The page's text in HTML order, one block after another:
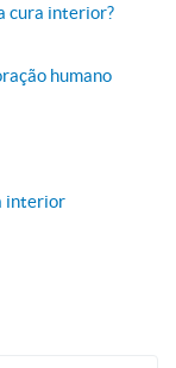
cura interior?
humano
interior